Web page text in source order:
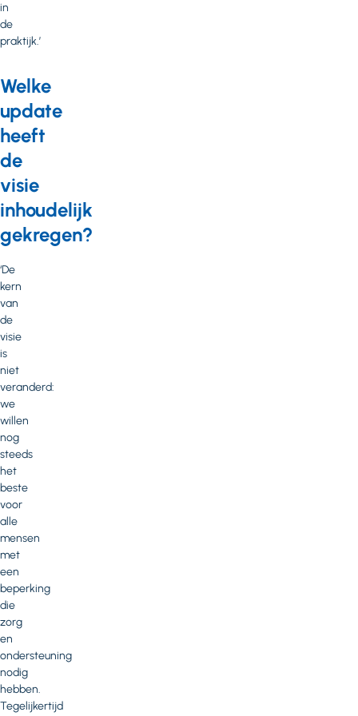
in
de
praktijk.’
Welke
update
heeft
de
visie
inhoudelijk
gekregen?
‘De
kern
van
de
visie
is
niet
veranderd:
we
willen
nog
steeds
het
beste
voor
alle
mensen
met
een
beperking
die
zorg
en
ondersteuning
nodig
hebben.
Tegelijkertijd